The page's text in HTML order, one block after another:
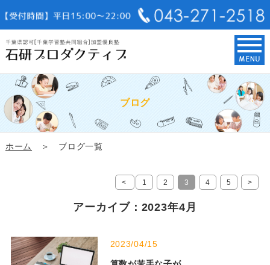
ブログ
ホーム ＞ ブログ一覧
< 1 2 3 4 5 >
アーカイブ：2023年4月
2023/04/15